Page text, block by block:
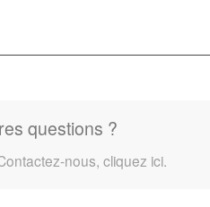
questions ?
nous, cliquez ici.